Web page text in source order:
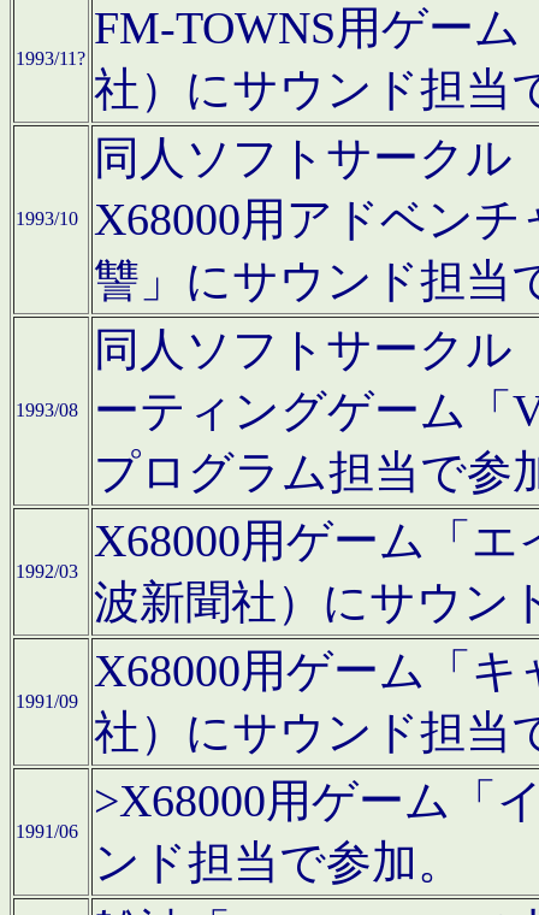
1993/11?
FM-TOWNS用ゲー
社）にサウンド担当
1993/10
同人ソフトサークル
X68000用アドベン
讐」にサウンド担当
1993/08
同人ソフトサークル
ーティングゲーム「
プログラム担当で参
1992/03
X68000用ゲーム「
波新聞社）にサウン
1991/09
X68000用ゲーム「
社）にサウンド担当
1991/06
>X68000用ゲーム「
ンド担当で参加。